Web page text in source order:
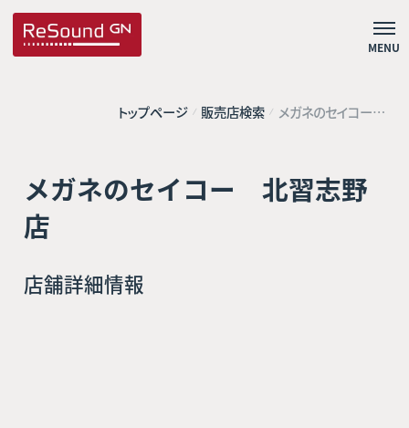
MENU
トップページ 販売店検索 メガネのセイコー
北習志野店
メガネのセイコー 北習志野
店
店舗詳細情報